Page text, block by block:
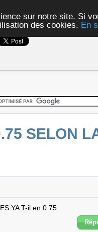
sur notre site. Si
des cookies. En
SELON
YA T-il en 0.75